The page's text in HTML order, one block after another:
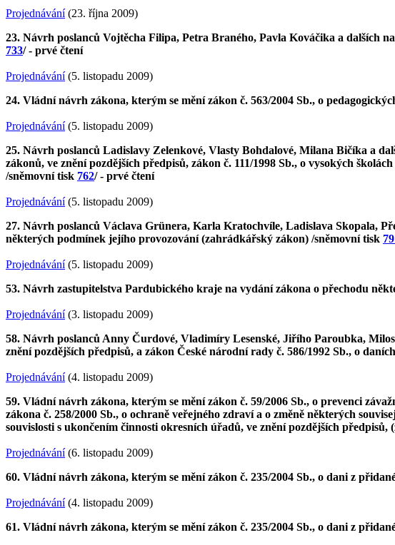
Projednávání(23. října 2009)
23. Návrh poslanců Vojtěcha Filipa, Petra Braného, Pavla Kováčika a dalších
733/ - prvé čtení
Projednávání(5. listopadu 2009)
24. Vládní návrh zákona, kterým se mění zákon č. 563/2004 Sb., o
Projednávání(5. listopadu 2009)
25. Návrh poslanců Ladislavy Zelenkové, Vlasty Bohdalové, Milana Bičíka a
zákonů, ve znění pozdějších předpisů, zákon č. 111/1998 Sb., o vysokých
/sněmovní tisk 762/ - prvé čtení
Projednávání(5. listopadu 2009)
27. Návrh poslanců Václava Grünera, Karla Kratochvíle, Ladislava Skopala,
některých podmínek jejího provozování (zahrádkářský zákon) /sněmovní tisk
Projednávání(5. listopadu 2009)
53. Návrh zastupitelstva Pardubického kraje na vydání zákona o přechodu
Projednávání(3. listopadu 2009)
58. Návrh poslanců Anny Čurdové, Vladimíry Lesenské, Jiřího Paroubka,
znění pozdějších předpisů, a zákon České národní rady č. 586/1992 Sb., o
Projednávání(4. listopadu 2009)
59. Vládní návrh zákona, kterým se mění zákon č. 59/2006 Sb., o prevenci
zákona č. 258/2000 Sb., o ochraně veřejného zdraví a o změně některých
souvislosti s ukončením činnosti okresních úřadů, ve znění pozdějších
Projednávání(6. listopadu 2009)
60. Vládní návrh zákona, kterým se mění zákon č. 235/2004 Sb., o dani z
Projednávání(4. listopadu 2009)
61. Vládní návrh zákona, kterým se mění zákon č. 235/2004 Sb., o dani z